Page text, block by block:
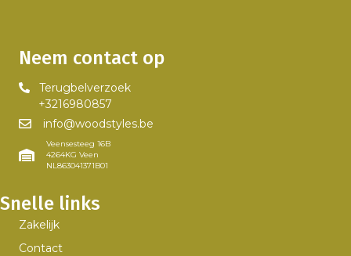
Neem contact op
Terugbelverzoek
+3216980857
info@woodstyles.be
Veensesteeg 16B
4264KG Veen
NL863041371B01
Snelle links
Zakelijk
Contact